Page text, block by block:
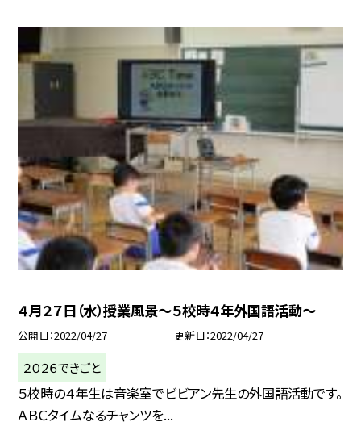
４月２７日（水）授業風景〜５校時４年外国語活動〜
公開日 2022/04/27 更新日 2022/04/27
２０２６できごと
５校時の４年生は音楽室でビビアン先生の外国語活動です。
ＡＢＣタイムなるチャンツを...